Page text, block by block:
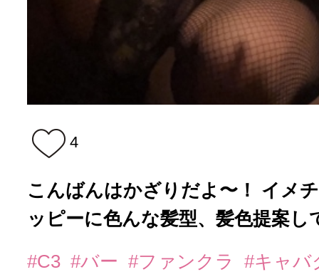
4
こんばんはかざりだよ〜！ イメ
ッピーに色んな髪型、髪色提案し
#C3 #バー #ファンクラ
#キャ